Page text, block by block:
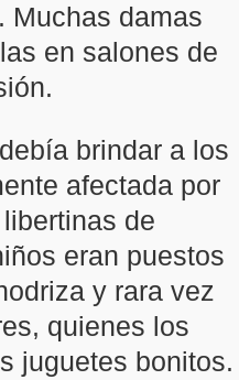
Muchas damas
en salones de
brindar a los
afectada por
de
eran puestos
y rara vez
quienes los
juguetes bonitos.